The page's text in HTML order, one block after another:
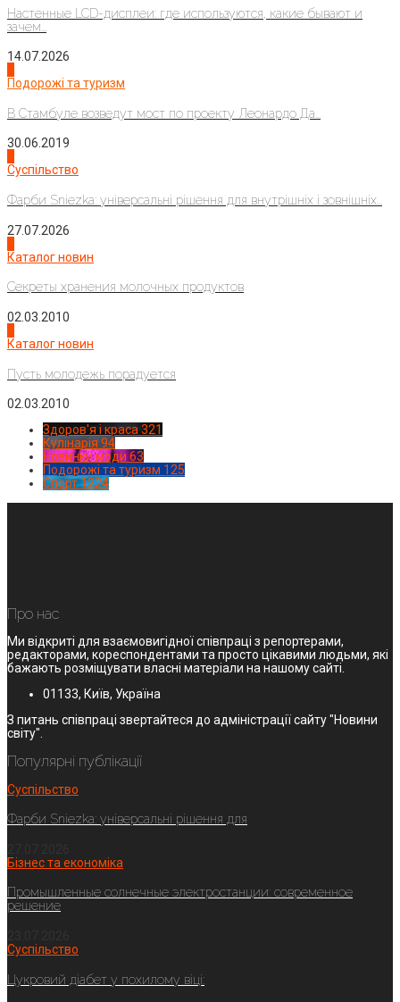
Настенные LCD-дисплеи: где используются, какие бывают и
зачем...
14.07.2026
Подорожі та туризм
В Стамбуле возведут мост по проекту Леонардо Да...
30.06.2019
Суспільство
Фарби Sniezka: універсальні рішення для внутрішніх і зовнішніх...
27.07.2026
Каталог новин
Секреты хранения молочных продуктов
02.03.2010
Каталог новин
Пусть молодежь порадуется
02.03.2010
Здоров'я і краса 321
Кулінарія 94
Новинки моди 63
Подорожі та туризм 125
Спорт1224
Про нас
Ми відкриті для взаємовигідної співпраці з репортерами,
редакторами, кореспондентами та просто цікавими людьми, які
бажають розміщувати власні матеріали на нашому сайті.
01133, Київ, Україна
З питань співпраці звертайтеся до адміністрації сайту "Новини
світу".
Популярні публікації
Суспільство
Фарби Sniezka: універсальні рішення для
Бізнес та економіка
Промышленные солнечные электростанции: современное
решение
Суспільство
Цукровий діабет у похилому віці: